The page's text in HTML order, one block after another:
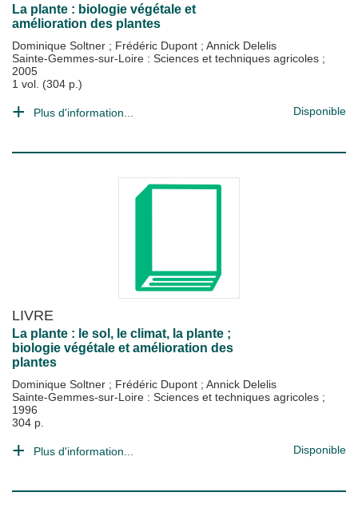
La plante : biologie végétale et
amélioration des plantes
Dominique Soltner ; Frédéric Dupont ; Annick Delelis
Sainte-Gemmes-sur-Loire : Sciences et techniques agricoles ;
2005
1 vol. (304 p.)
Plus d'information... Disponible
LIVRE
La plante : le sol, le climat, la plante ;
biologie végétale et amélioration des
plantes
Dominique Soltner ; Frédéric Dupont ; Annick Delelis
Sainte-Gemmes-sur-Loire : Sciences et techniques agricoles ;
1996
304 p.
Plus d'information... Disponible